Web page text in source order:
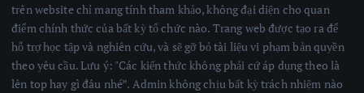
trên website chỉ mang tính tham khảo, không đại diện cho quan
điểm chính thức của bất kỳ tổ chức nào. Trang web được tạo ra để
hỗ trợ học tập và nghiên cứu, và sẽ gỡ bỏ tài liệu vi phạm bản quyền
theo yêu cầu. Lưu ý: "Các kiến thức không phải cứ áp dụng theo là
lên top hay gì đâu nhé”. Admin không chịu bất kỳ trách nhiệm nào